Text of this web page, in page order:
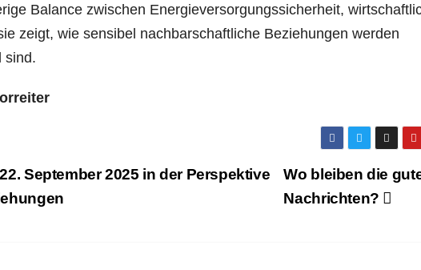
Balance zwischen Energieversorgungssicherheit,
zeigt, wie sensibel nachbarschaftliche Beziehungen werden
sind.
Wo bleiben die
Nachrichten?
September 2025 in der Perspektive